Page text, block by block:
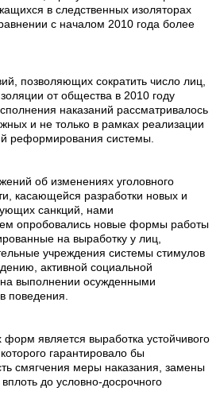
в следственных изоляторах
с началом 2010 года более
позволяющих сократить число лиц,
от общества в 2010 году
наказаний рассматривалось
и не только в рамках реализации
реформирования системы.
об изменениях уголовного
касающейся разработки новых и
санкций, нами
опробовались новые формы работы
на выработку у лиц,
учреждения системы стимулов
активной социальной
выполнении осужденными
поведения.
является выработка устойчивого
гарантировало бы
смягчения меры наказания, замены
до условно-досрочного